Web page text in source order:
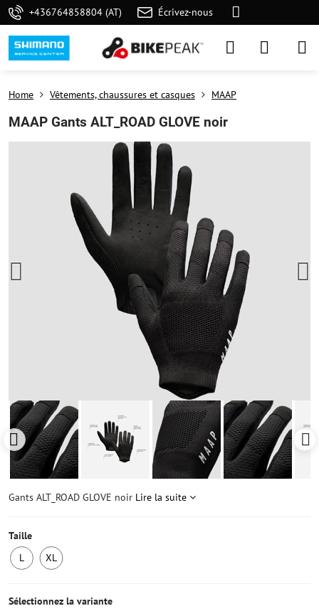
+436764858804 (AT) Écrivez-nous
Home Vêtements, chaussures et casques MAAP
MAAP Gants ALT_ROAD GLOVE noir
Gants ALT_ROAD GLOVE noir Lire la suite
Taille
L
stock
XL
stock
Sélectionnez la variante